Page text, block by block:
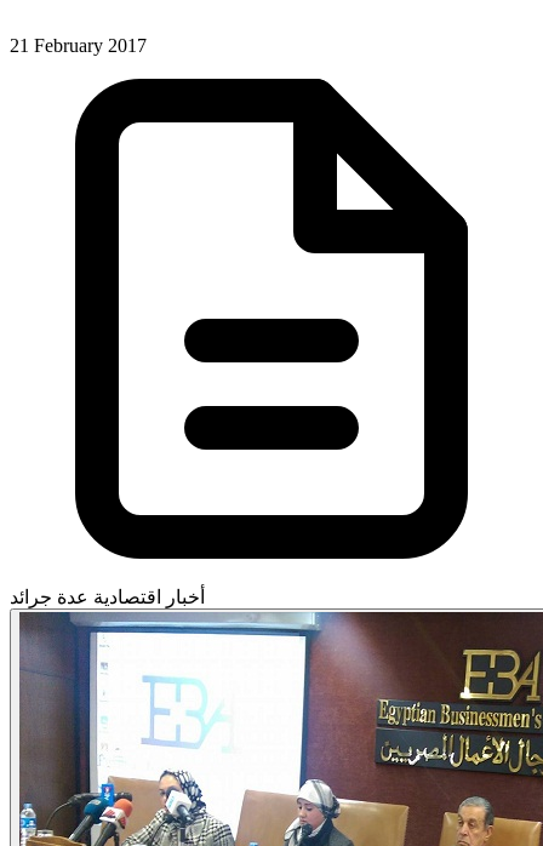
21 February 2017
عدة جرائد أخبار اقتصادية